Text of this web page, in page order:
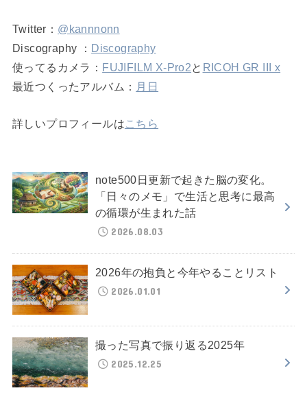
Twitter： @kannnonn
Discography ： Discography
使ってるカメラ： FUJIFILM X-Pro2と RICOH GR III x
最近つくったアルバム： 月日
詳しいプロフィールはこちら
note500日更新で起きた脳の変化。
「日々のメモ」で生活と思考に最高
の循環が生まれた話
2026.08.03
2026年の抱負と今年やることリスト
2026.01.01
撮った写真で振り返る2025年
2025.12.25